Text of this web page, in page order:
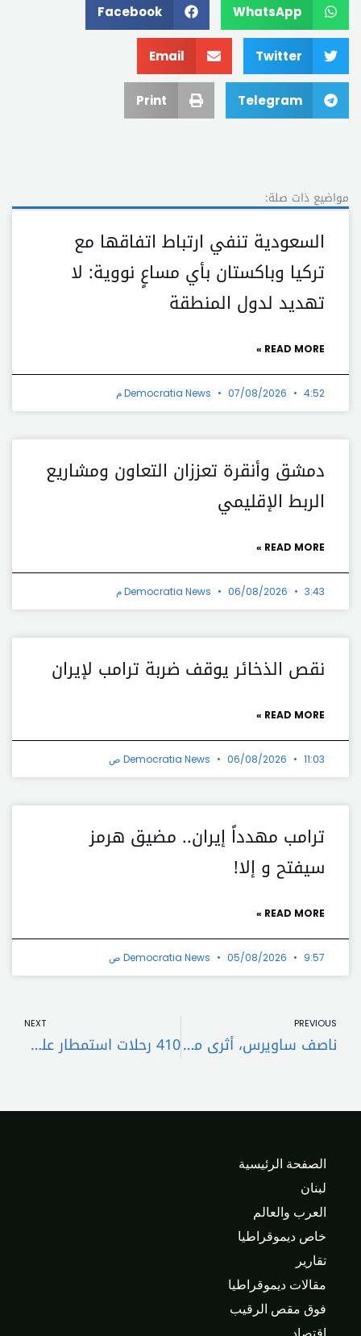
WhatsApp
Facebook
Twitter
Email
Telegram
Print
مواضيع ذات صلة:
السعودية تنفي ارتباط اتفاقها مع
تركيا وباكستان بأي مساعٍ نووية: لا
تهديد لدول المنطقة
READ MORE »
Democratia News 07/08/2026 4:52 م
دمشق وأنقرة تعززان التعاون ومشاريع
الربط الإقليمي
READ MORE »
Democratia News 06/08/2026 3:43 م
نقص الذخائر يوقف ضربة ترامب لإيران
READ MORE »
Democratia News 06/08/2026 11:03 ص
ترامب مهدداً إيران.. مضيق هرمز
سيفتح و إلا!
READ MORE »
Democratia News 05/08/2026 9:57 ص
PREVIOUS
ناصف ساويرس، أثرى ملياردير عربي، ينقل المقر الرئيسي لمجموعة NNS الاستثمارية ومكتب أعمال العائلة، إلى أبوظبي العام المقبل فوربس للمزيد
NEXT
410 رحلات استمطار على 6 مناطق سعودية
الصفحة الرئيسية
لبنان
العرب والعالم
خاص ديموقراطيا
تقارير
مقالات ديموقراطيا
فوق مقص الرقيب